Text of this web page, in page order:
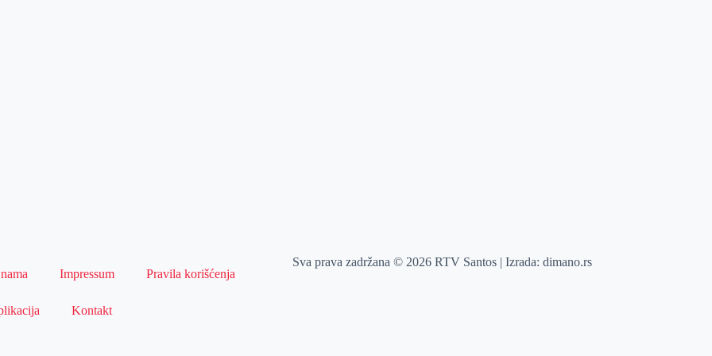
Impressum Pravila korišćenja
Kontakt
Sva prava zadržana © 2026 RTV Santos | Izrada:dimano.rs